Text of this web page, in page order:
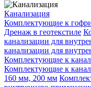
Канализация
Комплектующие к
Дренаж в геотекстиле
канализации для
канализации для
Комплектующие к
Комплектующие к
160 мм, 200 мм